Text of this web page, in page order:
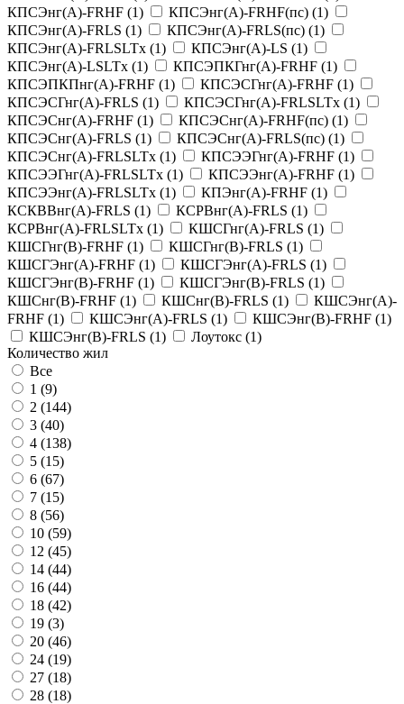
КПСЭнг(A)-FRHF (1) КПСЭнг(A)-FRHF(пс) (1)
КПСЭнг(A)-FRLS (1) КПСЭнг(A)-FRLS(пс) (1)
КПСЭнг(A)-FRLSLTx (1) КПСЭнг(A)-LS (1)
КПСЭнг(A)-LSLTx (1) КПСЭПКГнг(A)-FRHF (1)
КПСЭПКПнг(A)-FRHF (1) КПСЭСГнг(A)-FRHF (1)
КПСЭСГнг(A)-FRLS (1) КПСЭСГнг(A)-FRLSLTx (1)
КПСЭСнг(A)-FRHF (1) КПСЭСнг(A)-FRHF(пс) (1)
КПСЭСнг(A)-FRLS (1) КПСЭСнг(A)-FRLS(пс) (1)
КПСЭСнг(A)-FRLSLTx (1) КПСЭЭГнг(A)-FRHF (1)
КПСЭЭГнг(A)-FRLSLTx (1) КПСЭЭнг(A)-FRHF (1)
КПСЭЭнг(A)-FRLSLTx (1) КПЭнг(A)-FRHF (1)
КСКВВнг(A)-FRLS (1) КСРВнг(A)-FRLS (1)
КСРВнг(A)-FRLSLTx (1) КШСГнг(A)-FRLS (1)
КШСГнг(B)-FRHF (1) КШСГнг(B)-FRLS (1)
КШСГЭнг(A)-FRHF (1) КШСГЭнг(A)-FRLS (1)
КШСГЭнг(B)-FRHF (1) КШСГЭнг(B)-FRLS (1)
КШСнг(B)-FRHF (1) КШСнг(B)-FRLS (1)
КШСЭнг(A)-
FRHF (1) КШСЭнг(A)-FRLS (1) КШСЭнг(B)-FRHF (1)
КШСЭнг(B)-FRLS (1) Лоутокс (1)
Количество жил
Все
1 (9)
2 (144)
3 (40)
4 (138)
5 (15)
6 (67)
7 (15)
8 (56)
10 (59)
12 (45)
14 (44)
16 (44)
18 (42)
19 (3)
20 (46)
24 (19)
27 (18)
28 (18)